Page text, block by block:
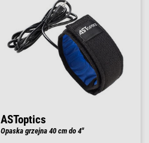
ASToptics
Opaska grzejna 40 cm do 4"